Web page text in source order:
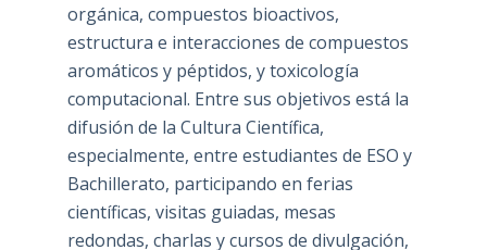
orgánica, compuestos bioactivos,
estructura e interacciones de compuestos
aromáticos y péptidos, y toxicología
computacional. Entre sus objetivos está la
difusión de la Cultura Científica,
especialmente, entre estudiantes de ESO y
Bachillerato, participando en ferias
científicas, visitas guiadas, mesas
redondas, charlas y cursos de divulgación,